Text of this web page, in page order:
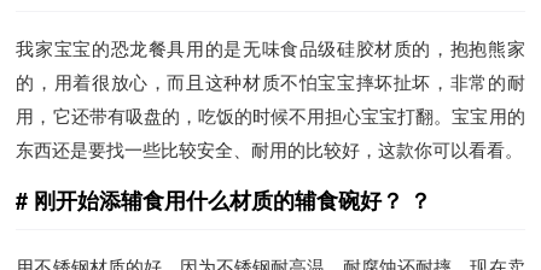
我家宝宝的恐龙餐具用的是无味食品级硅胶材质的，抱抱熊家
的，用着很放心，而且这种材质不怕宝宝摔坏扯坏，非常的耐
用，它还带有吸盘的，吃饭的时候不用担心宝宝打翻。宝宝用的
东西还是要找一些比较安全、耐用的比较好，这款你可以看看。
刚开始添辅食用什么材质的辅食碗好？ ？